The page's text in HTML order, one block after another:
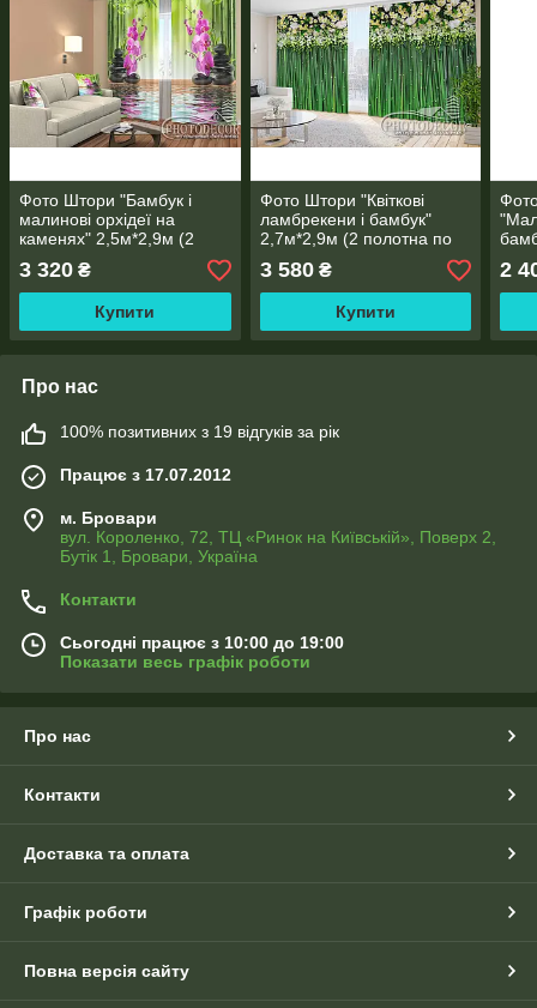
Фото Штори "Бамбук і
малинові орхідеї на
каменях" 2,5м*2,9м (2
полотна по 1,45м), тасьма
3 320 ₴
Купити
Фото Штори "Квіткові
ламбрекени і бамбук"
2,7м*2,9м (2 полотна по
3 580₴
Купити
2
Про нас
100% позитивних з 19 відгуків за рік
Працює з 17.07.2012
м. Бровари
вул. Короленко, 72, ТЦ «Ринок на Київській», Поверх 2,
Бутік 1, Бровари, Україна
Контакти
Сьогодні працює з 10:00 до 19:00
Показати весь графік роботи
Про нас
Контакти
Доставка та оплата
Графік роботи
Повна версія сайту